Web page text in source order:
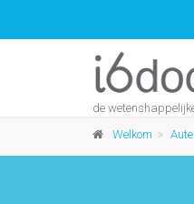
de
Welkom